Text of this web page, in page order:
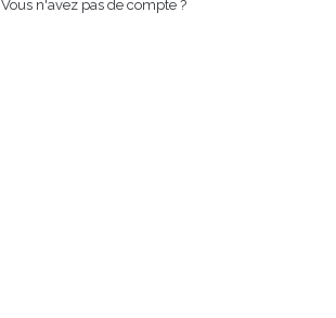
Vous n'avez pas de compte ?